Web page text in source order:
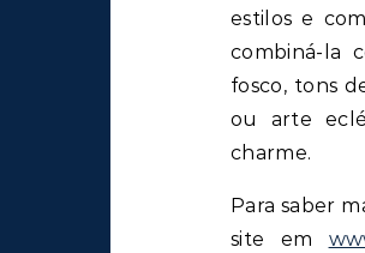
estilos e
combiná-la
fosco, tons
ou arte
charme.
Para saber
site em